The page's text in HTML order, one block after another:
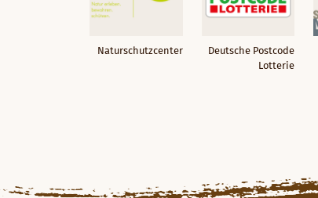
Naturschutzcenter
Deutsche Postcode
Lotterie